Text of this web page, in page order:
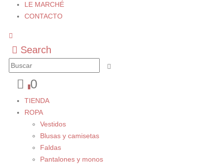
LE MARCHÉ
CONTACTO
Search
00
TIENDA
ROPA
Vestidos
Blusas y camisetas
Faldas
Pantalones y monos